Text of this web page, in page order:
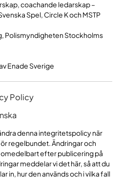
coachande ledarskap –
Spel, Circle K och MSTP
Polismyndigheten Stockholms
Enade Sverige
Policy
denna integritetspolicy när
regelbundet. Ändringar och
efter publicering på
meddelar vi det här, så att du
in, hur den används och i vilka fall